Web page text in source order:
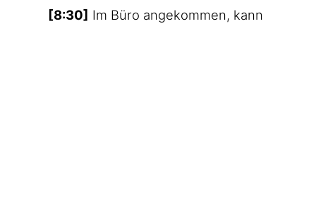
[8:30] Im Büro ange­kom­men, kann